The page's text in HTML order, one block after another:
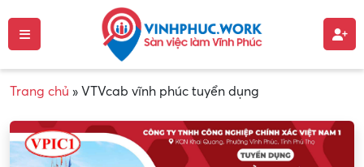
Trang chủ » VTVcab vĩnh phúc tuyển dụng